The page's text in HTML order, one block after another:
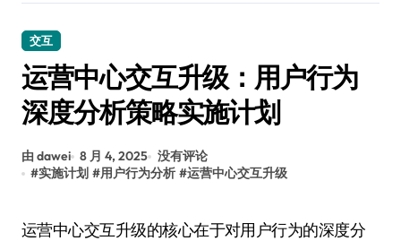
交互
运营中心交互升级：用户行为
深度分析策略实施计划
由 dawei 8 月 4, 2025 没有评论
#实施计划 #用户行为分析 #运营中心交互升级
运营中心交互升级的核心在于对用户行为的深度分